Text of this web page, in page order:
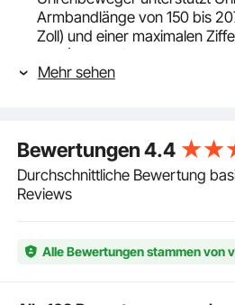
Armbandlänge von 150 bis
Zoll) und einer maximalen
mm (2,51 Zoll). Damit ist er für
und Herrenuhren geeignet.
einer Vielzahl von
werden, haben wir
entwickelt, darunter
alternierende Drehung und
Drehzahlregelung sorgen die
Zuverlässigkeit und präzises
Haltbarkeit zu verbessern,
Mehr sehen
Bewertungen4.4
Durchschnittliche Bewertung
Reviews
Alle Bewertungen stammen von